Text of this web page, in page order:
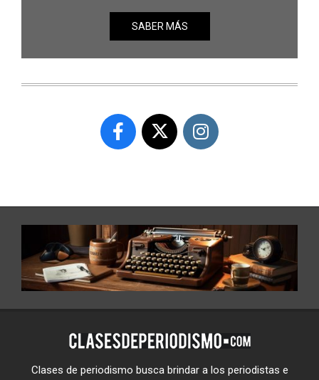
SABER MÁS
Clases de periodismo busca brindar a los periodistas e